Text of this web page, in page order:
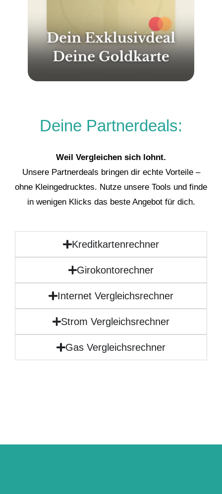
Deine Partnerdeals:
Weil Vergleichen sich lohnt.
Unsere Partnerdeals bringen dir echte Vorteile –
ohne Kleingedrucktes. Nutze unsere Tools und finde
in wenigen Klicks das beste Angebot für dich.
Kreditkartenrechner
Girokontorechner
Internet Vergleichsrechner
Strom Vergleichsrechner
Gas Vergleichsrechner